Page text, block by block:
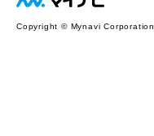
Copyright © Mynavi Corporation